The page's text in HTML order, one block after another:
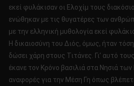
εκεί φυλάκισαν οι Ελοχίμ τους
ενώθηκαν με τις θυγατέρες των
με την ελληνική μυθολογία εκεί
Η δικαιοσύνη του Διός, όμως, ήταν
δώσει χάρη στους Τιτάνες. Γι’ αυτό
έκανε τον Κρόνο βασιλιά στα Νησιά
αναφορές για την Μέση Γη όπως